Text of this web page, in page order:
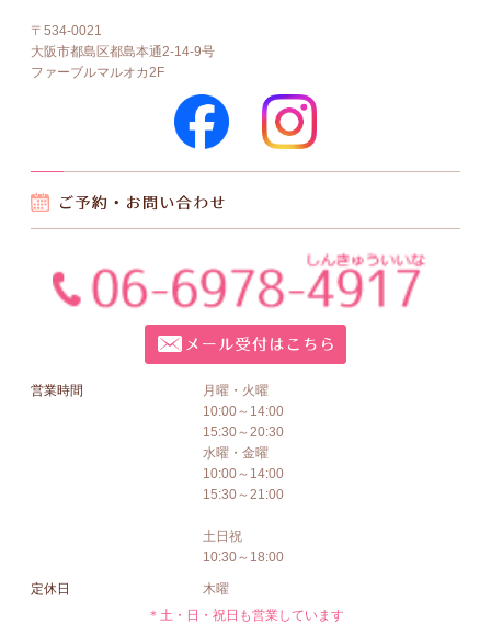
〒534-0021
大阪市都島区都島本通2-14-9号
ファーブルマルオカ2F
営業時間
月曜・火曜
10:00～14:00
15:30～20:30
水曜・金曜
10:00～14:00
15:30～21:00
土日祝
10:30～18:00
定休日
木曜
＊土・日・祝日も営業しています